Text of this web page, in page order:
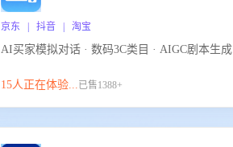
京东 | 抖音 | 淘宝
AI买家模拟对话 · 数码3C类目 · AIGC剧本生成
15人正在体验...已售1388+